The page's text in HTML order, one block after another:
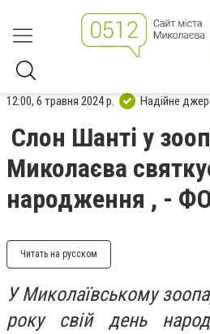
12:00, 6 травня 2024 р. Надійне
Слон Шанті у
Миколаєва
народження , -
Читать на русском
У Миколаївському
року свій день